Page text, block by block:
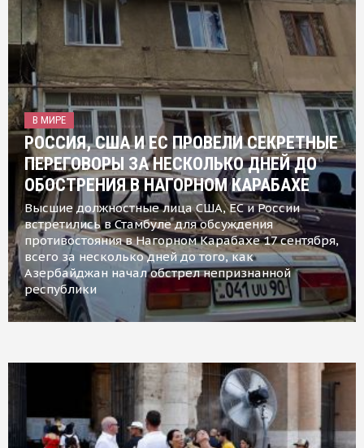
В МИРЕ
РОССИЯ, США И ЕС ПРОВЕЛИ СЕКРЕТНЫЕ
ПЕРЕГОВОРЫ ЗА НЕСКОЛЬКО ДНЕЙ ДО
ОБОСТРЕНИЯ В НАГОРНОМ КАРАБАХЕ
Высшие должностные лица США, ЕС и России
встретились в Стамбуле для обсуждения
противостояния в Нагорном Карабахе 17 сентября,
всего за несколько дней до того, как
Азербайджан начал обстрел непризнанной
республики